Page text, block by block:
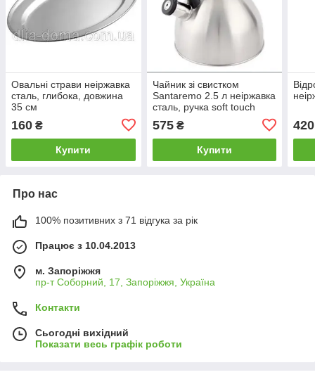
Овальні страви неіржавка
сталь, глибока, довжина
35 см
160 ₴
Купити
Чайник зі свистком
Santaremo 2.5 л неіржавка
сталь, ручка soft touch
575₴
Купити
420
Про нас
100% позитивних з 71 відгука за рік
Працює з 10.04.2013
м. Запоріжжя
пр-т Соборний, 17, Запоріжжя, Україна
Контакти
Сьогодні вихідний
Показати весь графік роботи